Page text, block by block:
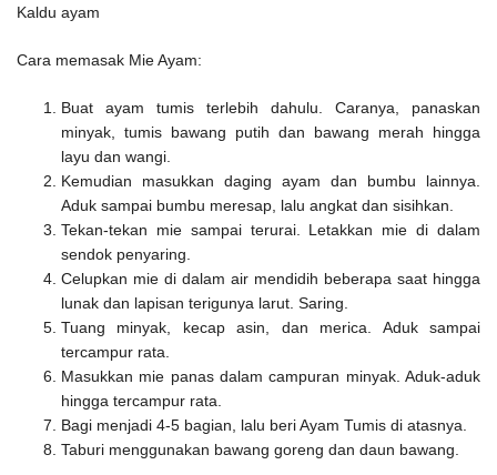
Kaldu ayam
Cara memasak Mie Ayam:
Buat ayam tumis terlebih dahulu. Caranya, panaskan
minyak, tumis bawang putih dan bawang merah hingga
layu dan wangi.
Kemudian masukkan daging ayam dan bumbu lainnya.
Aduk sampai bumbu meresap, lalu angkat dan sisihkan.
Tekan-tekan mie sampai terurai. Letakkan mie di dalam
sendok penyaring.
Celupkan mie di dalam air mendidih beberapa saat hingga
lunak dan lapisan terigunya larut. Saring.
Tuang minyak, kecap asin, dan merica. Aduk sampai
tercampur rata.
Masukkan mie panas dalam campuran minyak. Aduk-aduk
hingga tercampur rata.
Bagi menjadi 4-5 bagian, lalu beri Ayam Tumis di atasnya.
Taburi menggunakan bawang goreng dan daun bawang.